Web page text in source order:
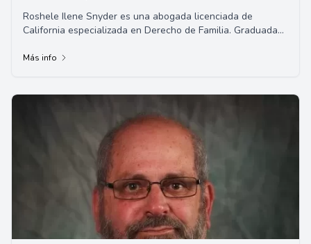
Roshele Ilene Snyder es una abogada licenciada de
California especializada en Derecho de Familia. Graduada
Más info